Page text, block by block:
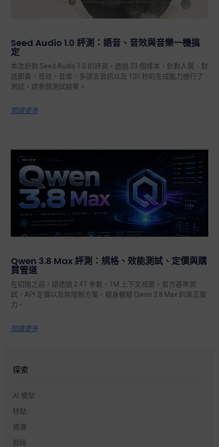
Seed Audio 1.0 評測：語音、音效與音樂一機搞
定
本次針對 Seed Audio 1.0 的評測，透過 23 個樣本，針對人聲、對
話節奏、音效、音樂、多語言音訊以及 120 秒的生成能力進行了
測試。請參閱測試結果。.
閱讀更多
Qwen 3.8 Max 評測：規格、效能測試、定價與購
買管道
在切換之前，請透過 2.4T 參數、1M 上下文視窗、官方基準測
試、API 定價以及無限制方案，親身體驗 Qwen 3.8 Max 的真正實
力。.
閱讀更多
探索
AI 模型
特點
資源
樞紐